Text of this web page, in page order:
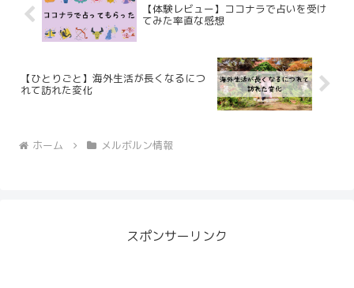
【体験レビュー】ココナラで占いを受け
てみた率直な感想
【ひとりごと】海外生活が長くなるにつ
れて訪れた変化
ホーム メルボルン情報
スポンサーリンク